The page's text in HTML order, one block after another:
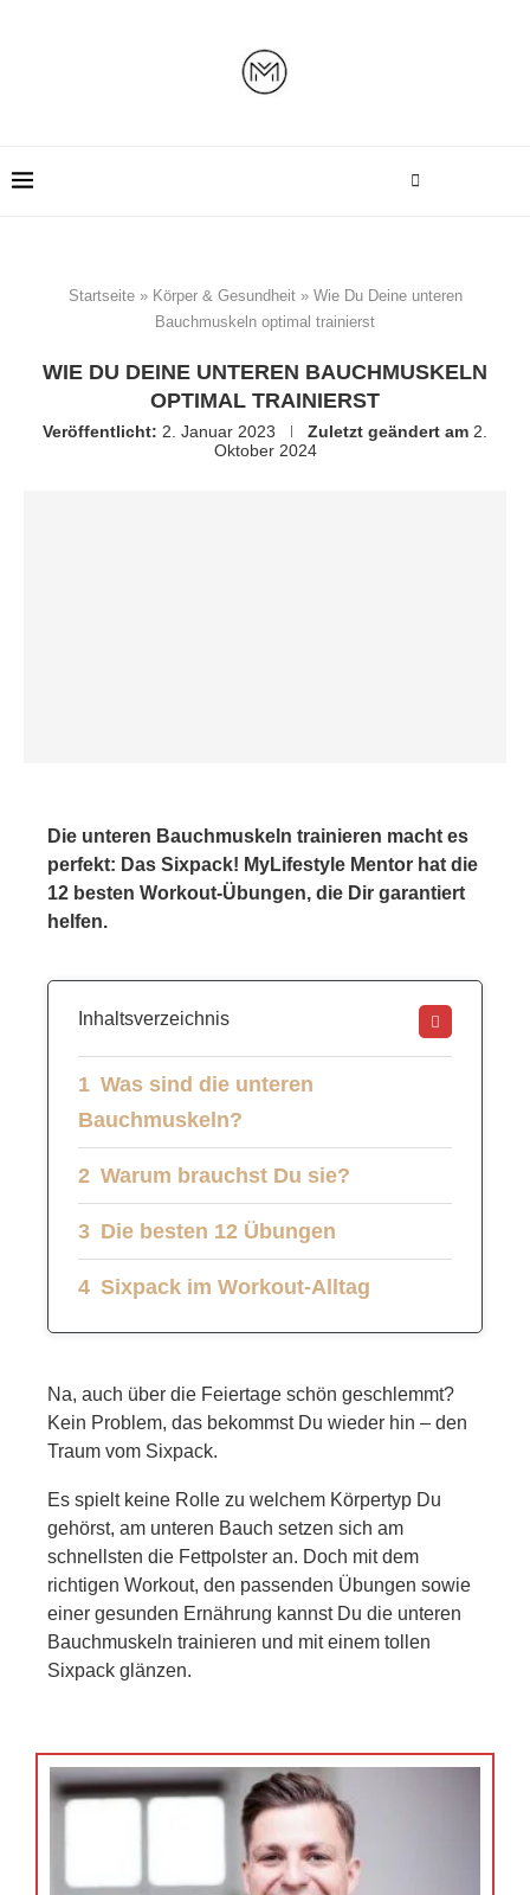
Startseite» Körper & Gesundheit» Wie Du Deine unteren
Bauchmuskeln optimal trainierst
WIE DU DEINE UNTEREN BAUCHMUSKELN
OPTIMAL TRAINIERST
Veröffentlicht: 2. Januar 2023 Zuletzt geändert am 2.
Oktober 2024
Die unteren Bauchmuskeln trainieren macht es
perfekt: Das Sixpack! MyLifestyle Mentor hat die
12 besten Workout-Übungen, die Dir garantiert
helfen.
Inhaltsverzeichnis
Was sind die unteren
Bauchmuskeln?
Warum brauchst Du sie?
Die besten 12 Übungen
Sixpack im Workout-Alltag
Na, auch über die Feiertage schön geschlemmt?
Kein Problem, das bekommst Du wieder hin – den
Traum vom Sixpack.
Es spielt keine Rolle zu welchem Körpertyp Du
gehörst, am unteren Bauch setzen sich am
schnellsten die Fettpolster an. Doch mit dem
richtigen Workout, den passenden Übungen sowie
einer gesunden Ernährung kannst Du die unteren
Bauchmuskeln trainieren und mit einem tollen
Sixpack glänzen.